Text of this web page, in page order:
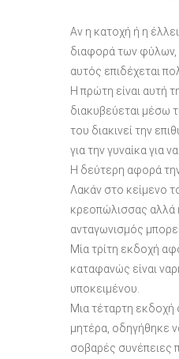
Αν η κατοχή ή η
διαφορά των φύλων,
αυτός επιδέχεται
H πρώτη είναι αυτή
διακυβεύεται μέσω
του διακινεί την
για την γυναίκα για
Η δεύτερη αφορά την
Λακάν στο κείμενο
κρεοπώλισσας αλλά
ανταγωνισμός
Μία τρίτη εκδοχή
καταφανώς είναι
υποκειμένου.
Μια τέταρτη εκδοχή
μητέρα, οδηγήθηκε
σοβαρές συνέπειες